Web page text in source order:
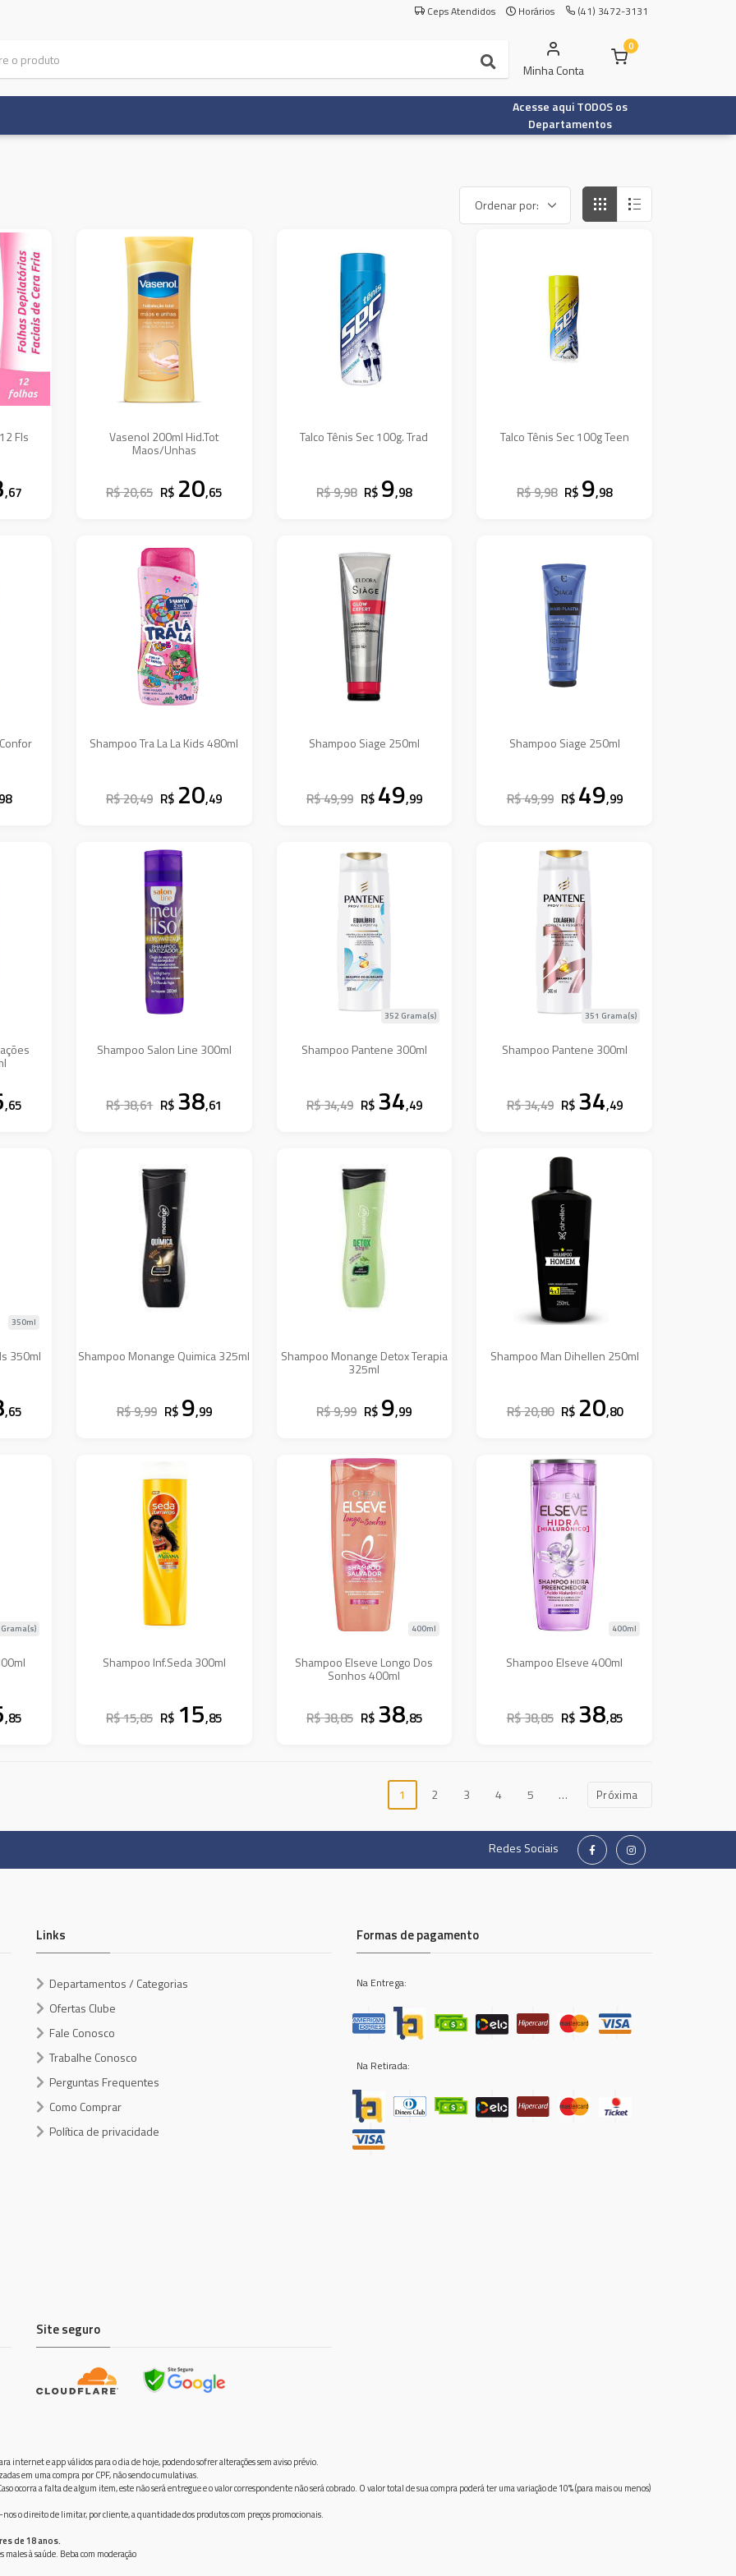
Ceps Atendidos Horários (41) 3472-3131
Minha Conta
0
Acesse aqui TODOS os
Departamentos
Fls
,67
Vasenol 200ml Hid.Tot
Maos/Unhas
R$ 20,65 R$ 20,65
Talco Tênis Sec 100g. Trad
R$ 9,98 R$ 9,98
Talco Tênis Sec 100g Teen
R$ 9,98 R$ 9,98
Shampoo Tra La La Kids 480ml
R$ 20,49 R$ 20,49
Shampoo Siage 250ml
R$ 49,99 R$ 49,99
Shampoo Siage 250ml
R$ 49,99 R$ 49,99
,65
Shampoo Salon Line 300ml
R$ 38,61 R$ 38,61
Shampoo Pantene 300ml
352 Grama(s)
R$ 34,49 R$ 34,49
Shampoo Pantene 300ml
351 Grama(s)
R$ 34,49 R$ 34,49
350ml
350ml
,65
Shampoo Monange Quimica 325ml
R$ 9,99 R$ 9,99
Shampoo Monange Detox Terapia
325ml
R$ 9,99 R$ 9,99
Shampoo Man Dihellen 250ml
R$ 20,80 R$ 20,80
,85
Shampoo Inf.Seda 300ml
R$ 15,85 R$ 15,85
Shampoo Elseve Longo Dos
Sonhos 400ml
400ml
R$ 38,85 R$ 38,85
Shampoo Elseve 400ml
400ml
R$ 38,85 R$ 38,85
1 2 3 4 5 … Próxima
Redes Sociais
Links
Departamentos / Categorias
Ofertas Clube
Fale Conosco
Trabalhe Conosco
Perguntas Frequentes
Como Comprar
Política de privacidade
Formas de pagamento
Na Entrega:
Na Retirada:
Site seguro
internet e app válidos para o dia de hoje, podendo sofrer alterações sem aviso prévio.
em uma compra por CPF, não sendo cumulativas.
ocorra a falta de algum item, este não será entregue e o valor correspondente não será cobrado. O valor total de sua compra poderá ter uma variação de 10% (para mais ou menos)
o direito de limitar, por cliente, a quantidade dos produtos com preços promocionais.
de 18 anos.
males à saúde. Beba com moderação